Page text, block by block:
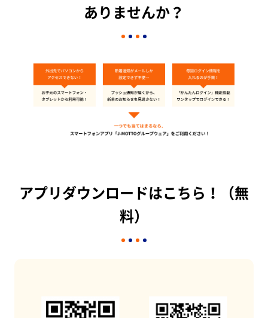
ありませんか？
アプリダウンロードはこちら！（無
料）